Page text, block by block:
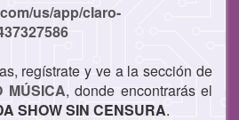
us/app/claro-
regístrate y ve a la sección de
MÚSICA, donde encontrarás el
SHOW SIN CENSURA.